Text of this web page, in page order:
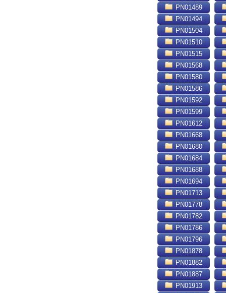
PN01489
PN01494
PN01504
PN01510
PN01515
PN01568
PN01580
PN01586
PN01592
PN01599
PN01612
PN01668
PN01680
PN01684
PN01688
PN01694
PN01713
PN01778
PN01782
PN01786
PN01796
PN01878
PN01882
PN01887
PN01913